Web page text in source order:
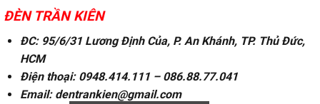
ĐÈN TRẦN KIÊN
ĐC: 95/6/31 Lương Định Của, P. An Khánh, TP. Thủ Đức,
HCM
Điện thoại: 0948.414.111 – 086.88.77.041
Email: dentrankien@gmail.com